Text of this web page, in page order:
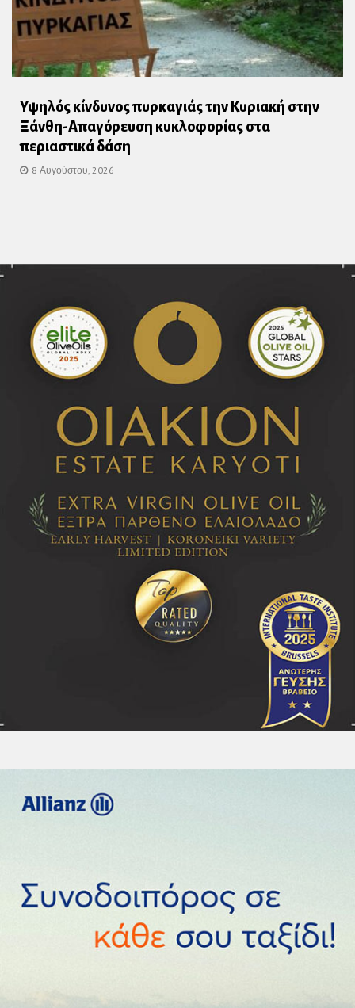
Υψηλός κίνδυνος πυρκαγιάς την Κυριακή στην
Ξάνθη-Απαγόρευση κυκλοφορίας στα
περιαστικά δάση
8 Αυγούστου, 2026